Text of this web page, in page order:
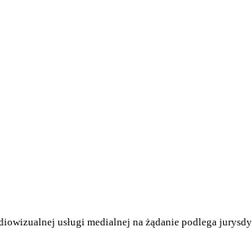
usługi medialnej na żądanie podlega